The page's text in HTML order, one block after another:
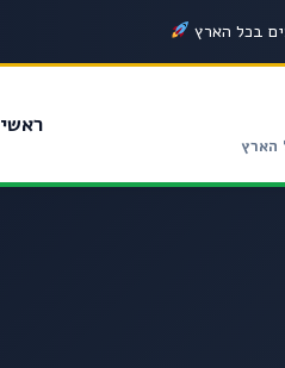
בכל הארץ
הארץ
ראשי